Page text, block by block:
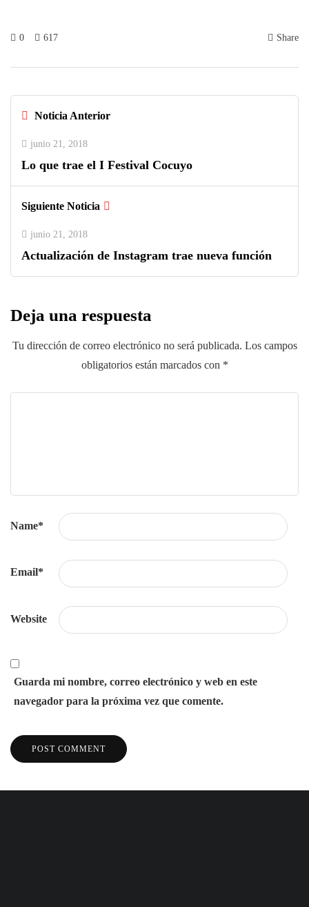
0 617 Share
Noticia Anterior
junio 21, 2018
Lo que trae el I Festival Cocuyo
Siguiente Noticia
junio 21, 2018
Actualización de Instagram trae nueva función
Deja una respuesta
Tu dirección de correo electrónico no será publicada. Los campos
obligatorios están marcados con *
Name*
Email*
Website
Guarda mi nombre, correo electrónico y web en este
navegador para la próxima vez que comente.